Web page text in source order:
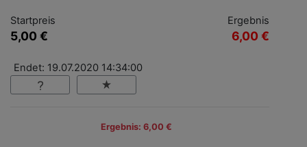
Startpreis
5,00 €
Ergebnis
6,00 €
Endet: 19.07.2020 14:34:00
Ergebnis: 6,00 €